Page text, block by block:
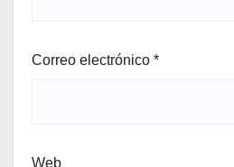
Correo electrónico *
Web